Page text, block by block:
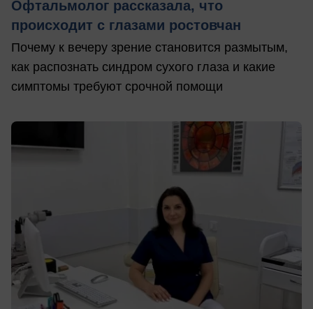
Офтальмолог рассказала, что
происходит с глазами ростовчан
Почему к вечеру зрение становится размытым,
как распознать синдром сухого глаза и какие
симптомы требуют срочной помощи